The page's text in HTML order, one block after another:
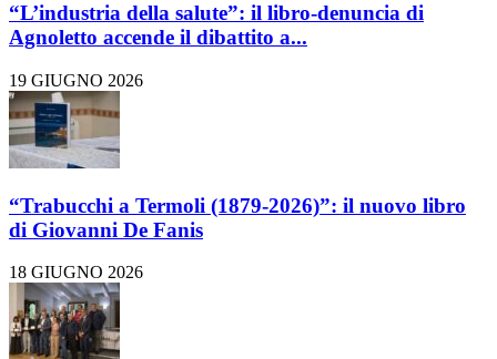
“L’industria della salute”: il libro-denuncia di
Agnoletto accende il dibattito a...
19 GIUGNO 2026
“Trabucchi a Termoli (1879-2026)”: il nuovo libro
di Giovanni De Fanis
18 GIUGNO 2026